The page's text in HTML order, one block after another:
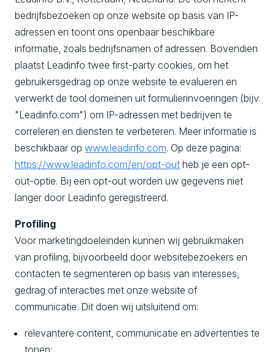
bedrijfsbezoeken op onze website op basis van IP-
adressen en toont ons openbaar beschikbare
informatie, zoals bedrijfsnamen of adressen. Bovendien
plaatst Leadinfo twee first-party cookies, om het
gebruikersgedrag op onze website te evalueren en
verwerkt de tool domeinen uit formulierinvoeringen (bijv.
"Leadinfo.com") om IP-adressen met bedrijven te
correleren en diensten te verbeteren. Meer informatie is
beschikbaar op www.leadinfo.com. Op deze pagina:
https://www.leadinfo.com/en/opt-out heb je een opt-
out-optie. Bij een opt-out worden uw gegevens niet
langer door Leadinfo geregistreerd.
Profiling
Voor marketingdoeleinden kunnen wij gebruikmaken
van profiling, bijvoorbeeld door websitebezoekers en
contacten te segmenteren op basis van interesses,
gedrag of interacties met onze website of
communicatie. Dit doen wij uitsluitend om:
relevantere content, communicatie en advertenties te
tonen;